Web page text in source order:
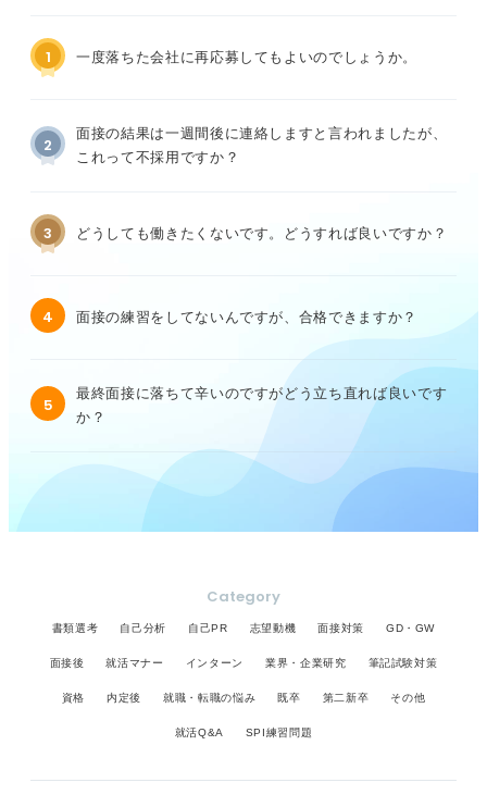
1 一度落ちた会社に再応募してもよいのでしょうか。
2
面接の結果は一週間後に連絡しますと言われましたが、
これって不採用ですか？
3 どうしても働きたくないです。どうすれば良いですか？
4 面接の練習をしてないんですが、合格できますか？
5
最終面接に落ちて辛いのですがどう立ち直れば良いです
か？
Category
書類選考 自己分析 自己PR 志望動機 面接対策 GD・GW
面接後 就活マナー インターン 業界・企業研究 筆記試験対策
資格 内定後 就職・転職の悩み 既卒 第二新卒 その他
就活Q&A SPI練習問題